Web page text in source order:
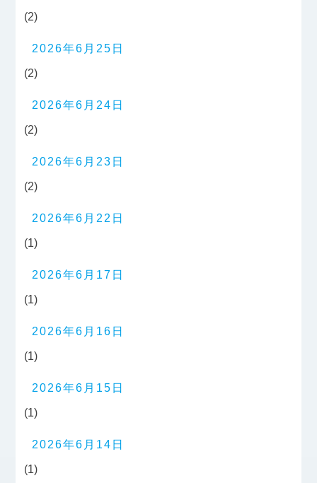
(2)
2026年6月25日
(2)
2026年6月24日
(2)
2026年6月23日
(2)
2026年6月22日
(1)
2026年6月17日
(1)
2026年6月16日
(1)
2026年6月15日
(1)
2026年6月14日
(1)